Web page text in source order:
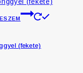
(fekete)